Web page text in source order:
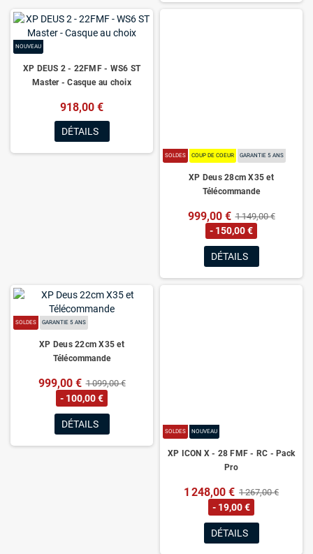
NOUVEAU
XP DEUS 2 - 22FMF - WS6 ST
Master - Casque au choix
918,00 €
DÉTAILS
SOLDES COUP DE COEUR GARANTIE 5 ANS
XP Deus 28cm X35 et
Télécommande
999,00 € 1 149,00 €
- 150,00 €
DÉTAILS
SOLDES GARANTIE 5 ANS
XP Deus 22cm X35 et
Télécommande
999,00 € 1 099,00 €
- 100,00 €
DÉTAILS
SOLDES NOUVEAU
XP ICON X - 28 FMF - RC - Pack
Pro
1 248,00 € 1 267,00 €
- 19,00 €
DÉTAILS